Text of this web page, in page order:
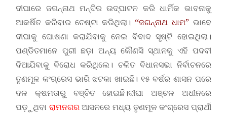
ଦୀଘାରେ ଜଗନ୍ନାଥ ମନ୍ଦିର ଉଦ୍‌ଘାଟନ କରି ଧାର୍ମିକ ଭାବନାକୁ
ଆକର୍ଷିତ କରିବାର ଚେଷ୍ଟା କରିଥିଲା। ‘‘ଜଗନ୍ନାଥ ଧାମ”ଭାବେ
ଦୀଘାକୁ ଘୋଷଣା କରାଯିବାକୁ ନେଇ ବିବାଦ ସୃଷ୍ଟି ହୋଇଥିଲା।
ପଣ୍ଡିତମାନେ ପୁରୀ ଛଡ଼ା ଅନ୍ୟ କୌଣସି ସ୍ଥାନକୁ ଏହି ପଦବୀ
ଦିଆଯିବାକୁ ବିରୋଧ କରିଥିଲେ। ଚଳିତ ବିଧାନସଭା ନିର୍ବାଚନରେ
ତୃଣମୂଳ କଂଗ୍ରେସ ଭାରି ଝଟକା ଖାଇଛି। ୧୫ ବର୍ଷର ଶାସନ ପରେ
ଦଳ କ୍ଷମତାରୁ ବଞ୍ଚିତ ହୋଇଛି।ଦୀଘା ଅଞ୍ଚଳ ଅଧୀନରେ
ପଡ଼ୁଥିବା ରାମନଗରଆସନରେ ମଧ୍ୟ ତୃଣମୂଳ କଂଗ୍ରେସ ପ୍ରାର୍ଥୀ